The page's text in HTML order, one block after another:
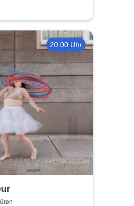
20:00 Uhr